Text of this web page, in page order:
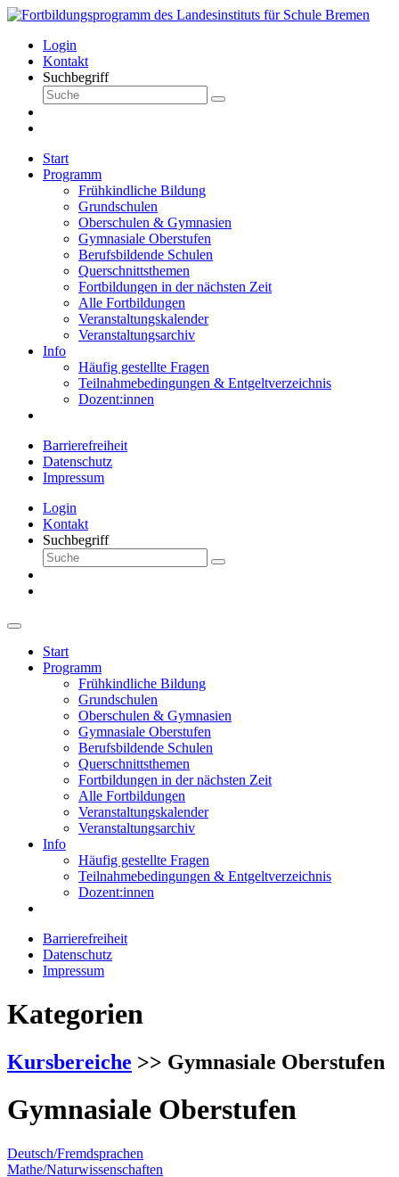
Login
Kontakt
Suchbegriff
Start
Programm
Frühkindliche Bildung
Grundschulen
Oberschulen & Gymnasien
Gymnasiale Oberstufen
Berufsbildende Schulen
Querschnittsthemen
Fortbildungen in der nächsten Zeit
Alle Fortbildungen
Veranstaltungskalender
Veranstaltungsarchiv
Info
Häufig gestellte Fragen
Teilnahmebedingungen & Entgeltverzeichnis
Dozent:innen
Barrierefreiheit
Datenschutz
Impressum
Login
Kontakt
Suchbegriff
Start
Programm
Frühkindliche Bildung
Grundschulen
Oberschulen & Gymnasien
Gymnasiale Oberstufen
Berufsbildende Schulen
Querschnittsthemen
Fortbildungen in der nächsten Zeit
Alle Fortbildungen
Veranstaltungskalender
Veranstaltungsarchiv
Info
Häufig gestellte Fragen
Teilnahmebedingungen & Entgeltverzeichnis
Dozent:innen
Barrierefreiheit
Datenschutz
Impressum
Kategorien
Kursbereiche >> Gymnasiale Oberstufen
Gymnasiale Oberstufen
Deutsch/Fremdsprachen
Mathe/Naturwissenschaften